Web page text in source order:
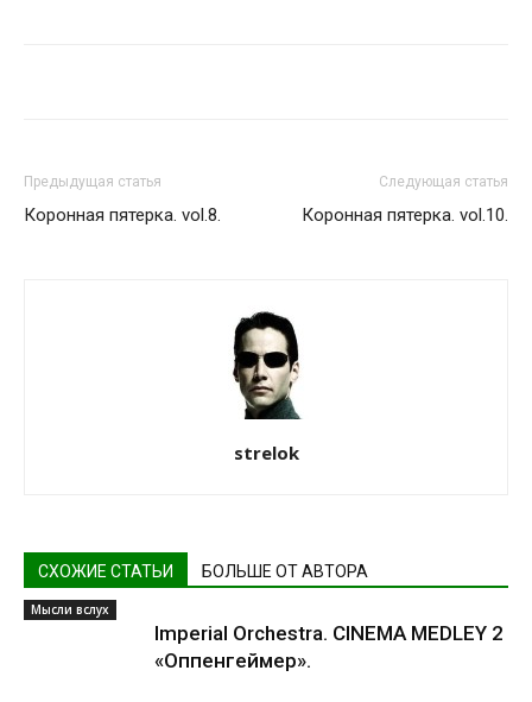
Предыдущая статья
Коронная пятерка. vol.8.
Следующая статья
Коронная пятерка. vol.10.
strelok
СХОЖИЕ СТАТЬИ БОЛЬШЕ ОТ АВТОРА
Мысли вслух
Imperial Orchestra. CINEMA MEDLEY 2
«Оппенгеймер».